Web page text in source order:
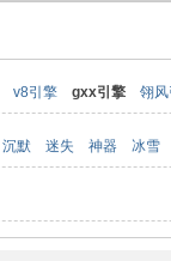
v8引擎 gxx引擎 翎
沉默 迷失 神器 冰雪